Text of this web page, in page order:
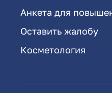
Анкета для
Оставить жалобу
Косметология